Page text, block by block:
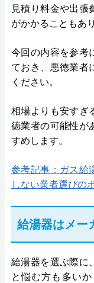
見積り料金や出張
がかかることもあ
今回の内容を参考
ておき、悪徳業者
ください。
相場よりも安すぎ
徳業者の可能性が
すめします。
参考記事：ガス給
しない業者選びの
給湯器はメー
給湯器を選ぶ際に
と悩む方も多い